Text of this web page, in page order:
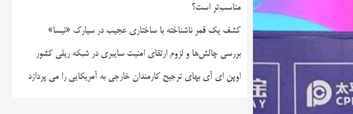
مناسب‌تر است؟
کشف یک قمر ناشناخته با ساختاری عجیب در سیارک «نیسا»
بررسی چالش‌ها و لزوم ارتقای امنیت سایبری در شبکه ریلی کشور
اوپن ای آی بهای ترجیح کارمندان خارجی به آمریکایی را می پردازد